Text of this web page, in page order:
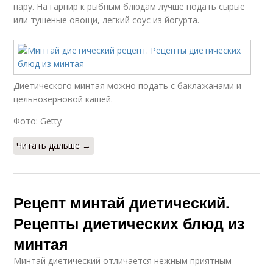
пару. На гарнир к рыбным блюдам лучше подать сырые
или тушеные овощи, легкий соус из йогурта.
Диетического минтая можно подать с баклажанами и
цельнозерновой кашей.
Фото: Getty
Читать дальше →
Рецепт минтай диетический.
Рецепты диетических блюд из
минтая
Минтай диетический отличается нежным приятным